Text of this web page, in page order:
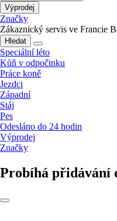
Výprodej
Značky
Zákaznický servis ve Francie
Hledat
Speciální léto
Kůň v odpočinku
Práce koně
Jezdci
Západní
Stáj
Pes
Odesláno do 24 hodin
Výprodej
Značky
Probíhá přidávání